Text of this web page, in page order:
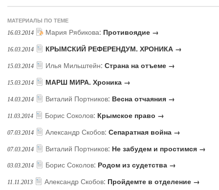
МАТЕРИАЛЫ ПО ТЕМЕ
16.03.2014 Мария Рябикова: Противоядие →
16.03.2014 КРЫМСКИЙ РЕФЕРЕНДУМ. ХРОНИКА →
15.03.2014 Илья Мильштейн: Страна на отъеме →
15.03.2014 МАРШ МИРА. Хроника →
14.03.2014 Виталий Портников: Весна отчаяния →
11.03.2014 Борис Соколов: Крымское право →
07.03.2014 Александр Скобов: Сепаратная война →
07.03.2014 Виталий Портников: Не забудем и простимся →
03.03.2014 Борис Соколов: Родом из судетства →
11.11.2013 Александр Скобов: Пройдемте в отделение →